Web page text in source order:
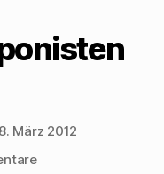
8. März 2012
zu